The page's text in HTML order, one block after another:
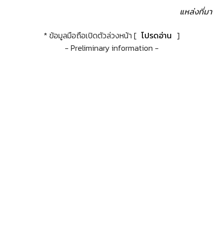
แหล่งที่มา
* ข้อมูลมือถือเปิดตัวล่วงหน้า [ โปรดอ่าน ]
- Preliminary information -